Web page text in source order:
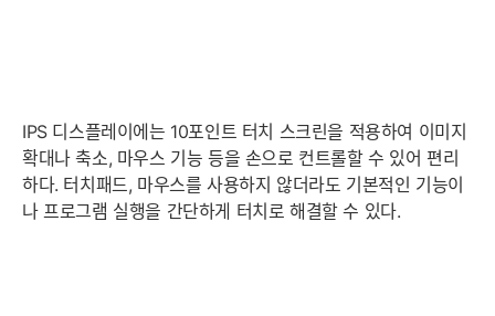
IPS 디스플레이에는 10포인트 터치 스크린을 적용하여 이미지
확대나 축소, 마우스 기능 등을 손으로 컨트롤할 수 있어 편리
하다. 터치패드, 마우스를 사용하지 않더라도 기본적인 기능이
나 프로그램 실행을 간단하게 터치로 해결할 수 있다.